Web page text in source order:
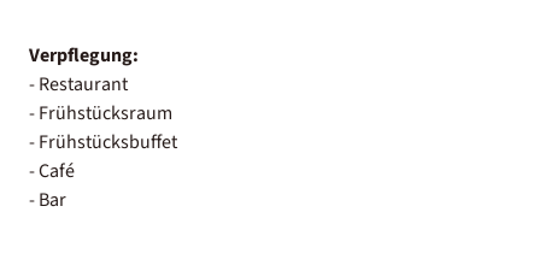
Verpflegung:
- Restaurant
- Frühstücksraum
- Frühstücksbuffet
- Café
- Bar